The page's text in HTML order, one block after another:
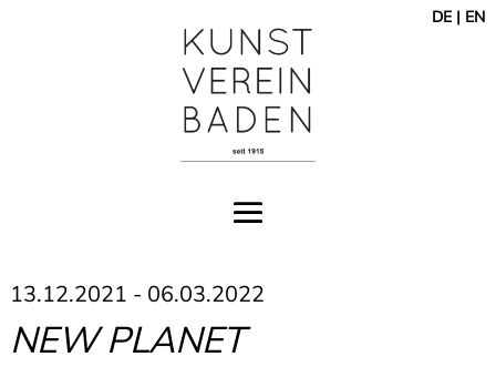
DE | EN
13.12.2021 - 06.03.2022
NEW PLANET